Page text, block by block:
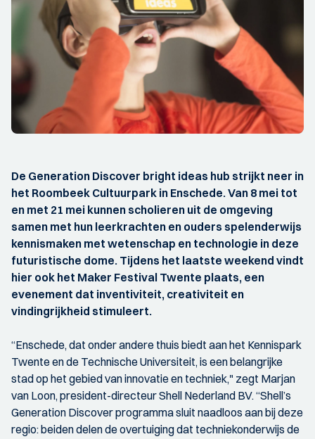
De Generation Discover bright ideas hub strijkt neer in
het Roombeek Cultuurpark in Enschede. Van 8 mei tot
en met 21 mei kunnen scholieren uit de omgeving
samen met hun leerkrachten en ouders spelenderwijs
kennismaken met wetenschap en technologie in deze
futuristische dome. Tijdens het laatste weekend vindt
hier ook het Maker Festival Twente plaats, een
evenement dat inventiviteit, creativiteit en
vindingrijkheid stimuleert.
“Enschede, dat onder andere thuis biedt aan het Kennispark
Twente en de Technische Universiteit, is een belangrijke
stad op het gebied van innovatie en techniek," zegt Marjan
van Loon, president-directeur Shell Nederland BV. “Shell’s
Generation Discover programma sluit naadloos aan bij deze
regio: beiden delen de overtuiging dat techniekonderwijs de